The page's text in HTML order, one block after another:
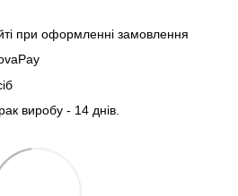
при оформленні замовлення
виробу - 14 днів.